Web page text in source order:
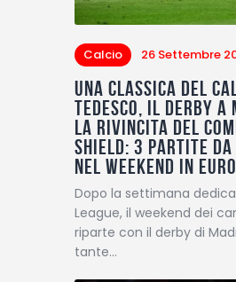
Calcio 26 Settembre
Una classica del
tedesco, il derby a
la rivincita del
Shield: 3 partite da
nel weekend in
Dopo la settimana
League, il weekend dei
riparte con il derby di
tante…